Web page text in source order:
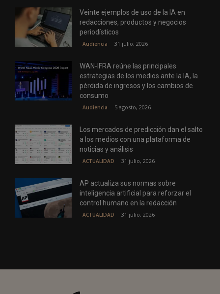
Veinte ejemplos de uso de la IA en
redacciones, productos y negocios
periodísticos
Audiencia 31 julio, 2026
WAN-IFRA reúne las principales
estrategias de los medios ante la IA, la
pérdida de ingresos y los cambios de
consumo
Audiencia 5 agosto, 2026
Los mercados de predicción dan el salto
a los medios con una plataforma de
noticias y análisis
ACTUALIDAD 31 julio, 2026
AP actualiza sus normas sobre
inteligencia artificial para reforzar el
control humano en la redacción
ACTUALIDAD 31 julio, 2026